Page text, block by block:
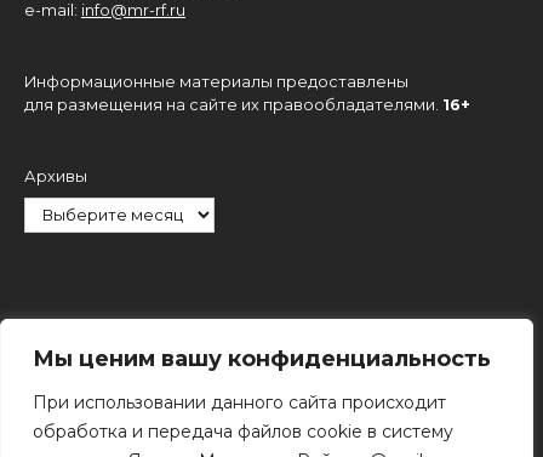
Мы ценим вашу конфиденциальность
При использовании данного сайта происходит
обработка и передача файлов cookie в систему
e-mail: info@mr-rf.ru
Информационные материалы предоставлены
для размещения на сайте их правообладателями. 16+
Архивы